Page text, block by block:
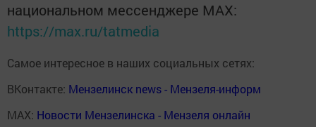
национальном мессенджере MАХ:
https://max.ru/tatmedia
Самое интересное в наших социальных сетях:
ВКонтакте: Мензелинск news - Мензеля-информ
MAX: Новости Мензелинска - Мензеля онлайн